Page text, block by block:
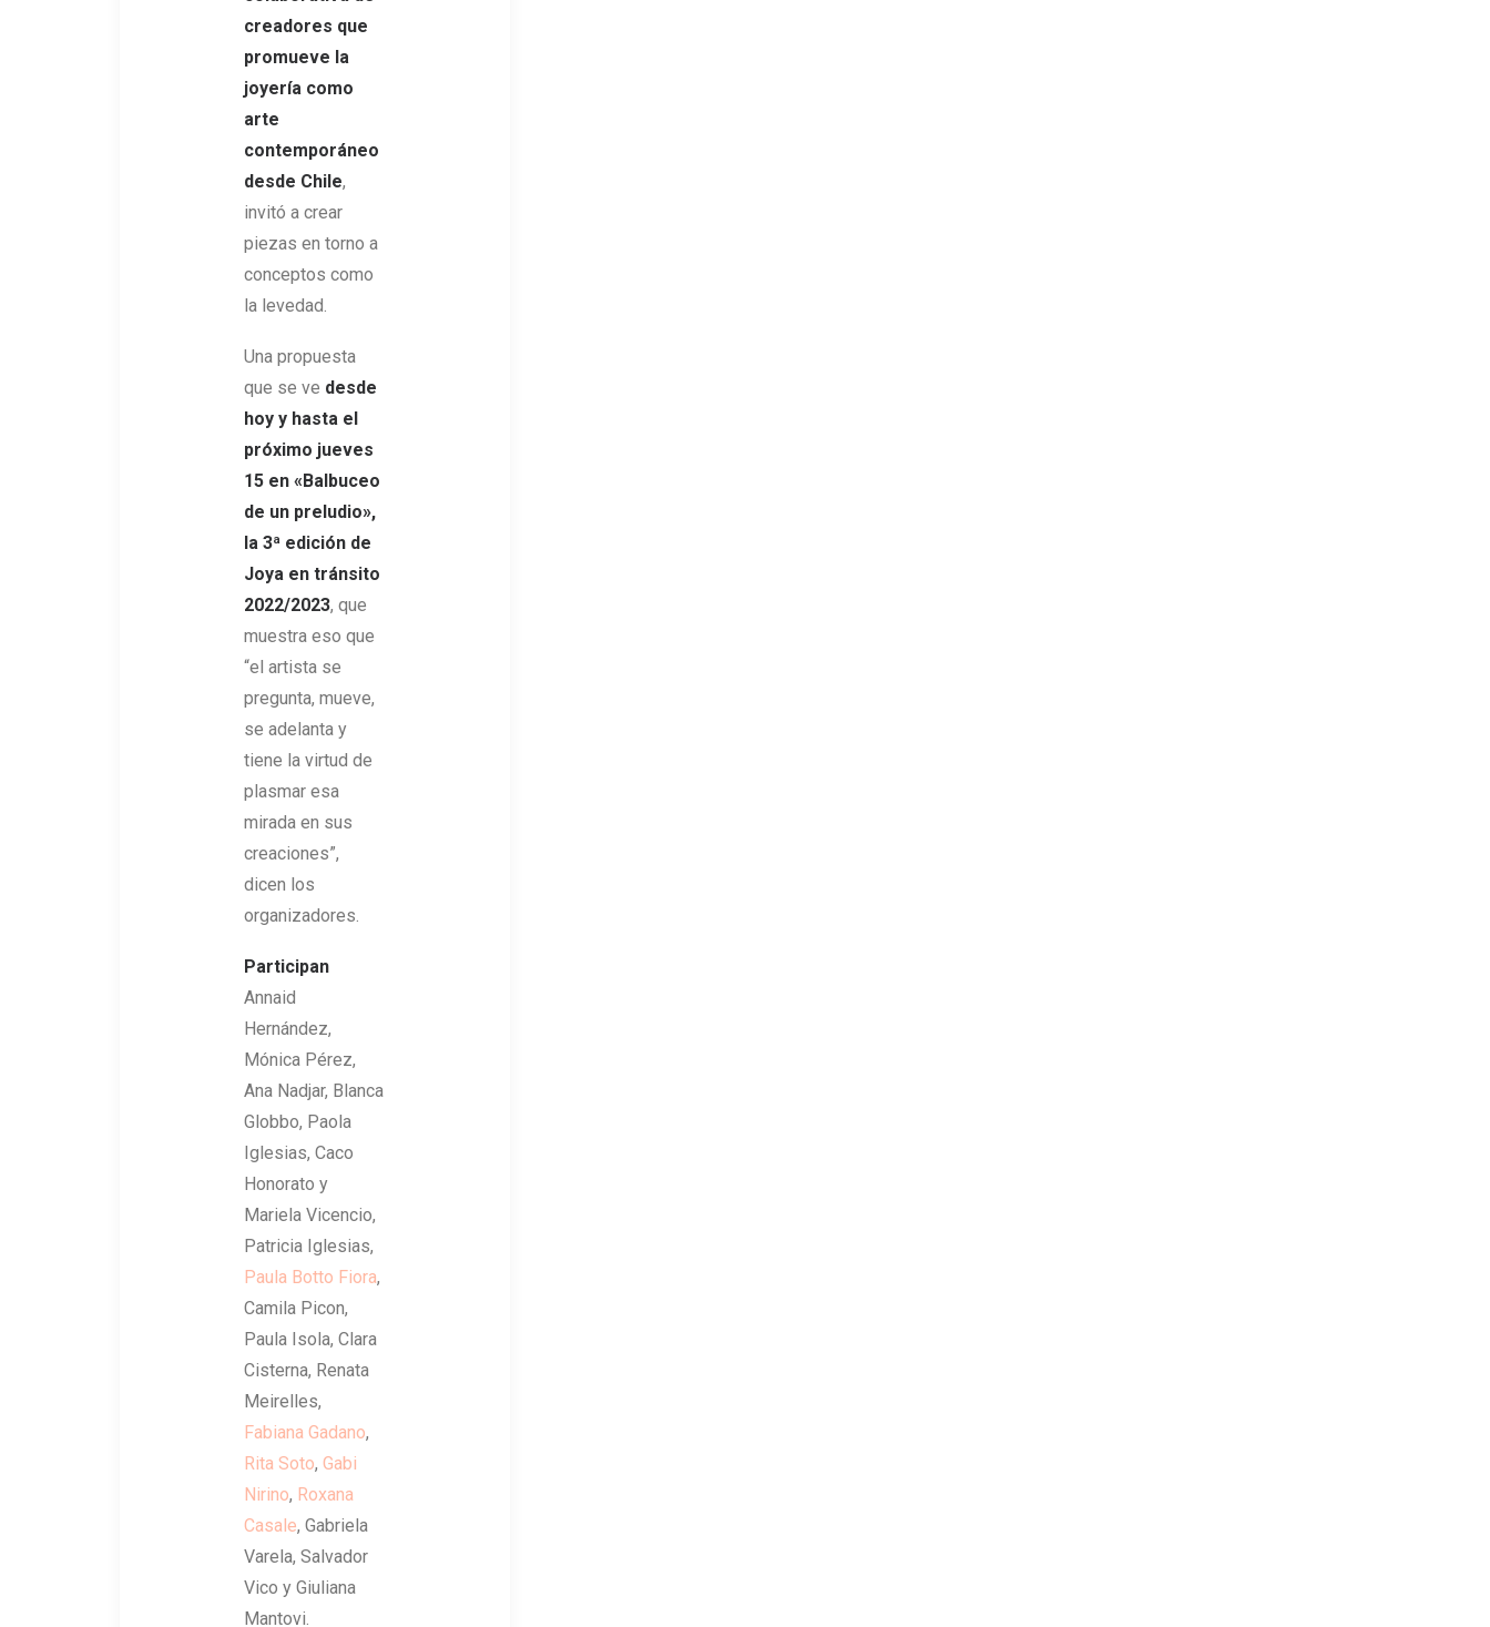
creadores que
promueve la
joyería como
arte
contemporáneo
desde Chile,
invitó a crear
piezas en torno a
conceptos como
la levedad.
Una propuesta
que se ve desde
hoy y hasta el
próximo jueves
15 en «Balbuceo
de un preludio»,
la 3ª edición de
Joya en tránsito
2022/2023, que
muestra eso que
“el artista se
pregunta, mueve,
se adelanta y
tiene la virtud de
plasmar esa
mirada en sus
creaciones”,
dicen los
organizadores.
Participan
Annaid
Hernández,
Mónica Pérez,
Ana Nadjar, Blanca
Globbo, Paola
Iglesias, Caco
Honorato y
Mariela Vicencio,
Patricia Iglesias,
Paula Botto Fiora,
Camila Picon,
Paula Isola, Clara
Cisterna, Renata
Meirelles,
Fabiana Gadano,
Rita Soto, Gabi
Nirino, Roxana
Casale, Gabriela
Varela, Salvador
Vico y Giuliana
Mantovi.